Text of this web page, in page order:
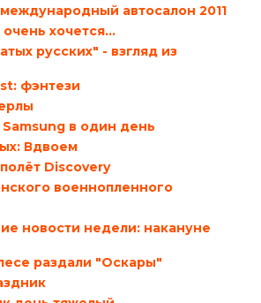
автосалон 2011
очень хочется…
русских" - взгляд из
фэнтези
Samsung в один день
Вдвоем
Discovery
военнопленного
новости недели: накануне
раздали "Оскары"